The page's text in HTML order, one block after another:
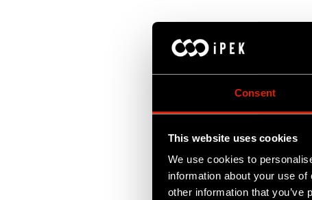
Consent
This website uses cookies
We use cookies to
information about your use
other information that you’ve